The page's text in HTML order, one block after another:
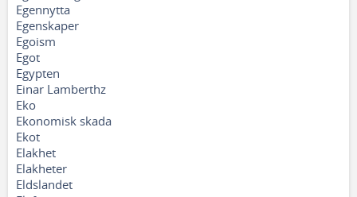
Egennytta
Egenskaper
Egoism
Egot
Egypten
Einar Lamberthz
Eko
Ekonomisk skada
Ekot
Elakhet
Elakheter
Eldslandet